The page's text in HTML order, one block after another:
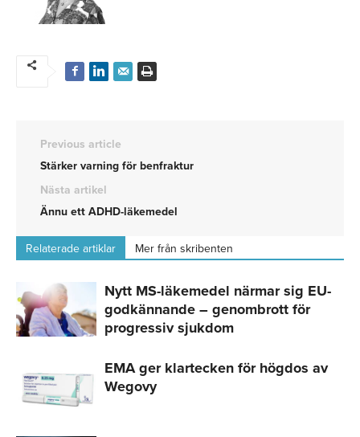
Previous article
Stärker varning för benfraktur
Nästa artikel
Ännu ett ADHD-läkemedel
Relaterade artiklar Mer från skribenten
Nytt MS-läkemedel närmar sig EU-
godkännande – genombrott för
progressiv sjukdom
EMA ger klartecken för högdos av
Wegovy